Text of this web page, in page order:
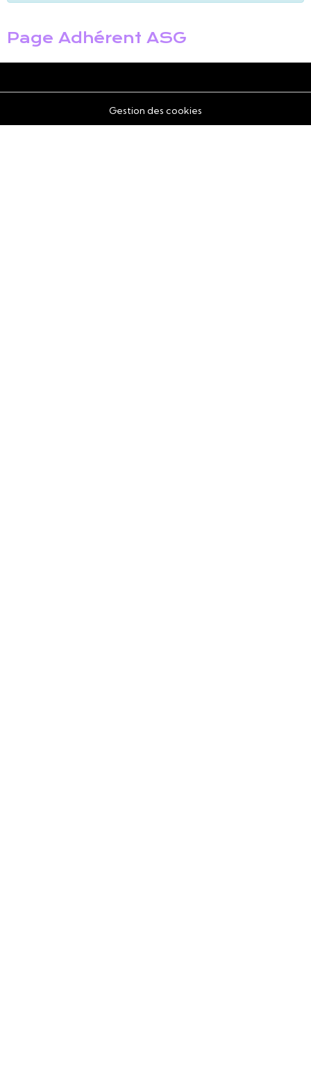
Page Adhérent ASG
Gestion des cookies